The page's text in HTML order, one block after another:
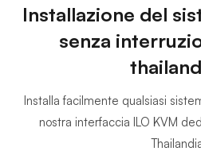
Installazione del
senza
Installa facilmente qualsiasi
nostra interfaccia ILO KVM